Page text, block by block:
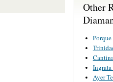
Other
Porque
Ingrata
Ayer